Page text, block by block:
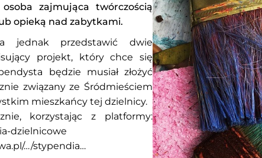
zajmująca twórczością
opieką nad zabytkami.
jednak przedstawić dwie
projekt, który chce się
będzie musiał złożyć
związany ze Śródmieściem
mieszkańcy tej dzielnicy.
korzystając z platformy:
dzielnicowe
…/stypendia…